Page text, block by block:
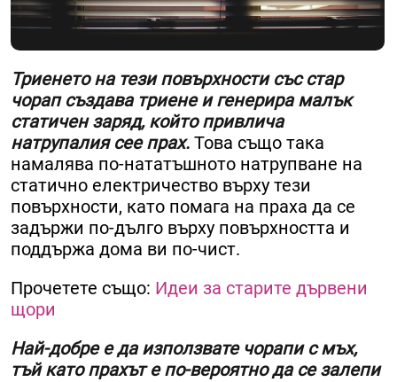
Триенето на тези повърхности със стар
чорап създава триене и генерира малък
статичен заряд, който привлича
натрупалия сее прах. Това също така
намалява по-нататъшното натрупване на
статично електричество върху тези
повърхности, като помага на праха да се
задържи по-дълго върху повърхността и
поддържа дома ви по-чист.
Прочетете също: Идеи за старите дървени
щори
Най-добре е да използвате чорапи с мъх,
тъй като прахът е по-вероятно да се залепи